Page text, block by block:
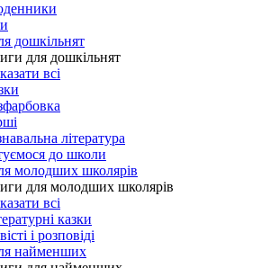
дошкільнят
для дошкільнят
всі
література
до школи
молодших школярів
для молодших школярів
всі
казки
і розповіді
найменших